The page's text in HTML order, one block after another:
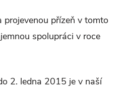
projevenou přízeň v tomto
spolupráci v roce
2. ledna 2015 je v naší